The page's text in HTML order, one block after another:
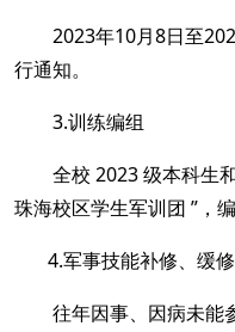
2023年10月8日至
行通知。
3.训练编组
全校 2023 级本科生
珠海校区学生军训团 ”，
4.军事技能补修、缓
往年因事、因病未能